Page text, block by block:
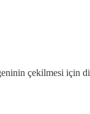
çekilmesi için